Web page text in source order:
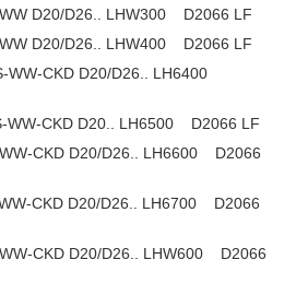
D20/D26.. LHW300 D2066 LF
D20/D26.. LHW400 D2066 LF
WW-CKD D20/D26.. LH6400
WW-CKD D20.. LH6500 D2066 LF
CKD D20/D26.. LH6600 D2066
CKD D20/D26.. LH6700 D2066
CKD D20/D26.. LHW600 D2066